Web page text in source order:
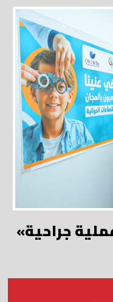
«صناع الخير» تجري 54 عملية جراحية